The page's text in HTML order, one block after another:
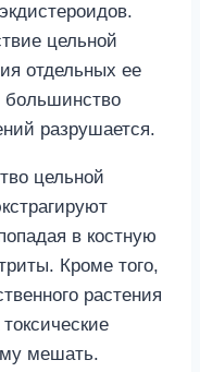
цельной
отдельных ее
большинство
разрушается.
цельной
в костную
Кроме того,
растения
мешать.